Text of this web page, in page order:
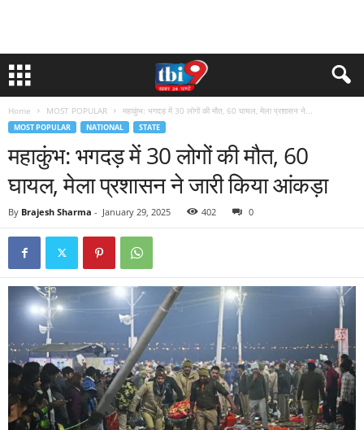
Home MOST POPULAR महाकुंभ: भगदड़ में 30 लोगों की मौत, 60 घायल, मेला प्रशासन ने...
MOST POPULAR NATIONAL STATE
महाकुंभ: भगदड़ में 30 लोगों की मौत, 60
घायल, मेला प्रशासन ने जारी किया आंकड़ा
By Brajesh Sharma - January 29, 2025 402 0